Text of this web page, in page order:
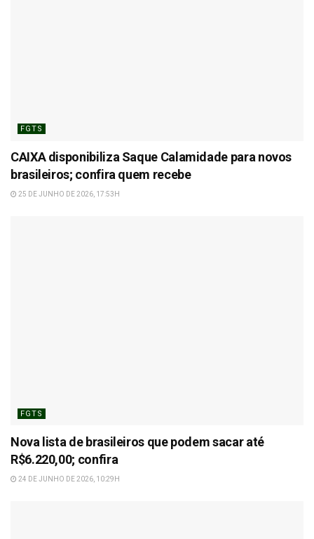
FGTS
CAIXA disponibiliza Saque Calamidade para novos
brasileiros; confira quem recebe
25 DE JUNHO DE 2026, 17:53H
FGTS
Nova lista de brasileiros que podem sacar até
R$6.220,00; confira
24 DE JUNHO DE 2026, 10:29H